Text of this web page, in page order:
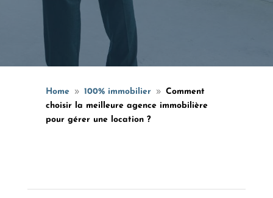
Home 9 100% immobilier 9 Comment
choisir la meilleure agence immobilière
pour gérer une location ?